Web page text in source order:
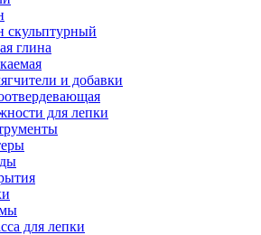
скульптурный
глина
и добавки
для лепки
для лепки